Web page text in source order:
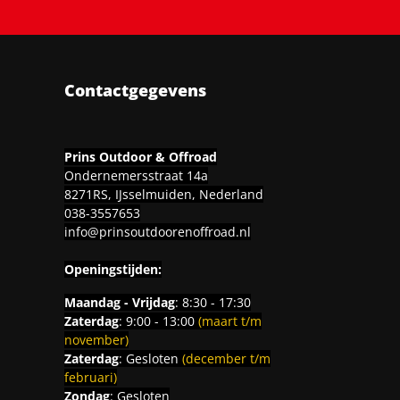
Contactgegevens
Prins Outdoor & Offroad
Ondernemersstraat 14a
8271RS, IJsselmuiden, Nederland
038-3557653
info@prinsoutdoorenoffroad.nl
Openingstijden:
Maandag - Vrijdag: 8:30 - 17:30
Zaterdag: 9:00 - 13:00 (maart t/m
november)
Zaterdag: Gesloten (december t/m
februari)
Zondag: Gesloten